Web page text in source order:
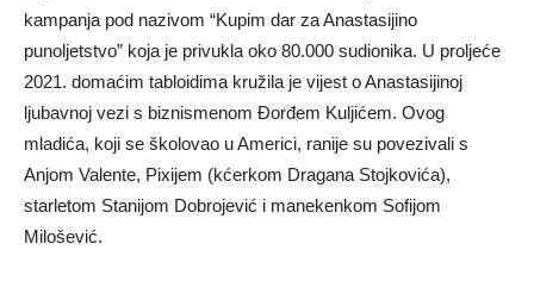
kampanja pod nazivom “Kupim dar za Anastasijino
punoljetstvo” koja je privukla oko 80.000 sudionika. U proljeće
2021. domaćim tabloidima kružila je vijest o Anastasijinoj
ljubavnoj vezi s biznismenom Đorđem Kuljićem. Ovog
mladića, koji se školovao u Americi, ranije su povezivali s
Anjom Valente, Pixijem (kćerkom Dragana Stojkovića),
starletom Stanijom Dobrojević i manekenkom Sofijom
Milošević.